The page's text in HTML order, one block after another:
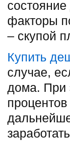
факторы
– скупой
Купить
случае,
дома. При